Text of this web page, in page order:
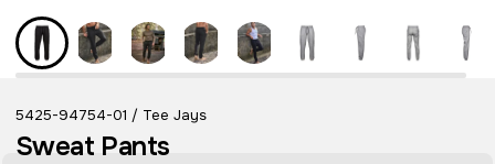
5425-94754-01 / Tee Jays
Sweat Pants